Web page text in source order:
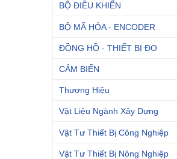
BỘ ĐIỀU KHIỂN
BỘ MÃ HÓA - ENCODER
ĐỒNG HỒ - THIẾT BỊ ĐO
CẢM BIẾN
Thương Hiệu
Vật Liệu Ngành Xây Dựng
Vật Tư Thiết Bị Công Nghiệp
Vật Tư Thiết Bị Nông Nghiệp